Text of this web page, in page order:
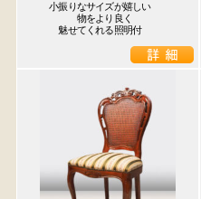
小振りなサイズが嬉しい
物をより良く
魅せてくれる照明付